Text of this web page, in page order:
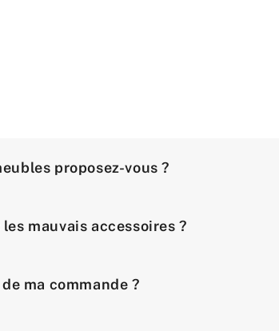
proposez-vous ?
mauvais accessoires ?
ma commande ?